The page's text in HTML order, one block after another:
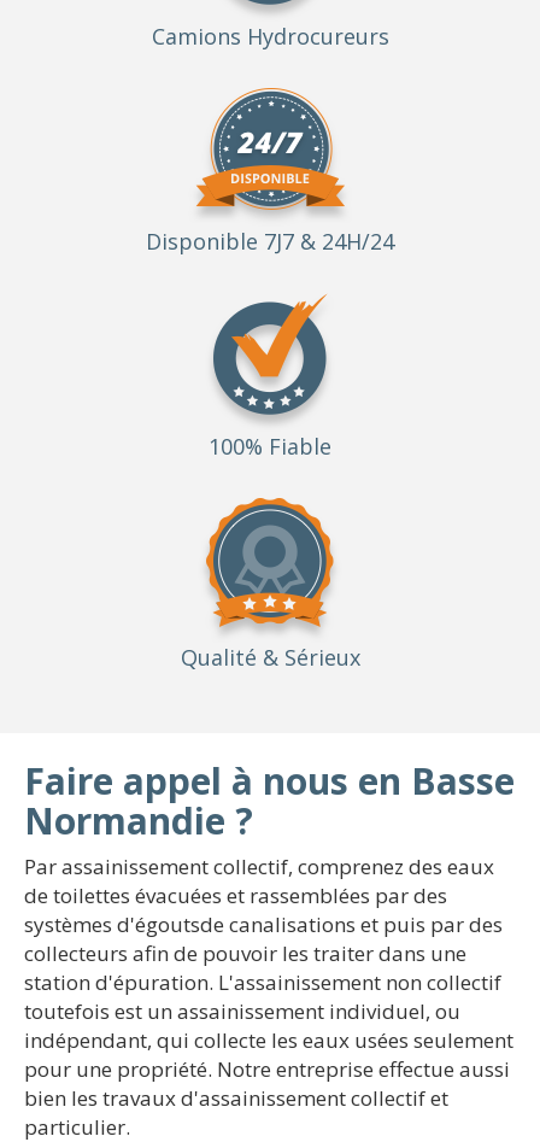
Camions Hydrocureurs
Disponible 7J7 & 24H/24
100% Fiable
Qualité & Sérieux
Faire appel à nous en Basse
Normandie ?
Par assainissement collectif, comprenez des eaux
de toilettes évacuées et rassemblées par des
systèmes d'égoutsde canalisations et puis par des
collecteurs afin de pouvoir les traiter dans une
station d'épuration. L'assainissement non collectif
toutefois est un assainissement individuel, ou
indépendant, qui collecte les eaux usées seulement
pour une propriété. Notre entreprise effectue aussi
bien les travaux d'assainissement collectif et
particulier.